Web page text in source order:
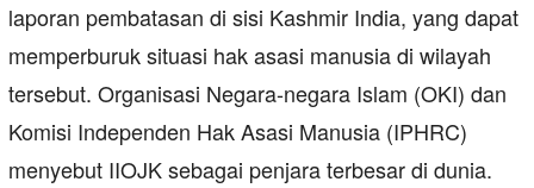
laporan pembatasan di sisi Kashmir India, yang dapat
memperburuk situasi hak asasi manusia di wilayah
tersebut. Organisasi Negara-negara Islam (OKI) dan
Komisi Independen Hak Asasi Manusia (IPHRC)
menyebut IIOJK sebagai penjara terbesar di dunia.